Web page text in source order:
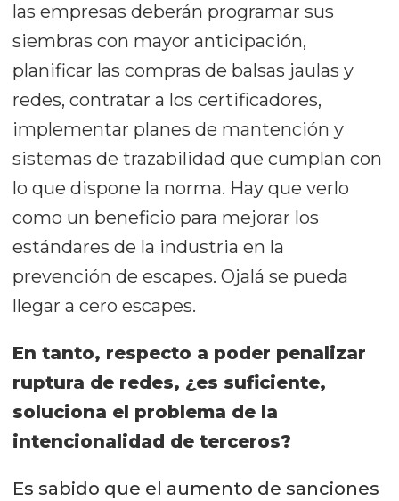
las empresas deberán programar sus
siembras con mayor anticipación,
planificar las compras de balsas jaulas y
redes, contratar a los certificadores,
implementar planes de mantención y
sistemas de trazabilidad que cumplan con
lo que dispone la norma. Hay que verlo
como un beneficio para mejorar los
estándares de la industria en la
prevención de escapes. Ojalá se pueda
llegar a cero escapes.
En tanto, respecto a poder penalizar
ruptura de redes, ¿es suficiente,
soluciona el problema de la
intencionalidad de terceros?
Es sabido que el aumento de sanciones